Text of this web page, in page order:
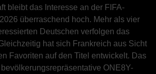
bleibt das Interesse an der FIFA-
überraschend hoch. Mehr als vier
Deutschen verfolgen das
hat sich Frankreich aus Sicht
Favoriten auf den Titel entwickelt. Das
ONE8Y-